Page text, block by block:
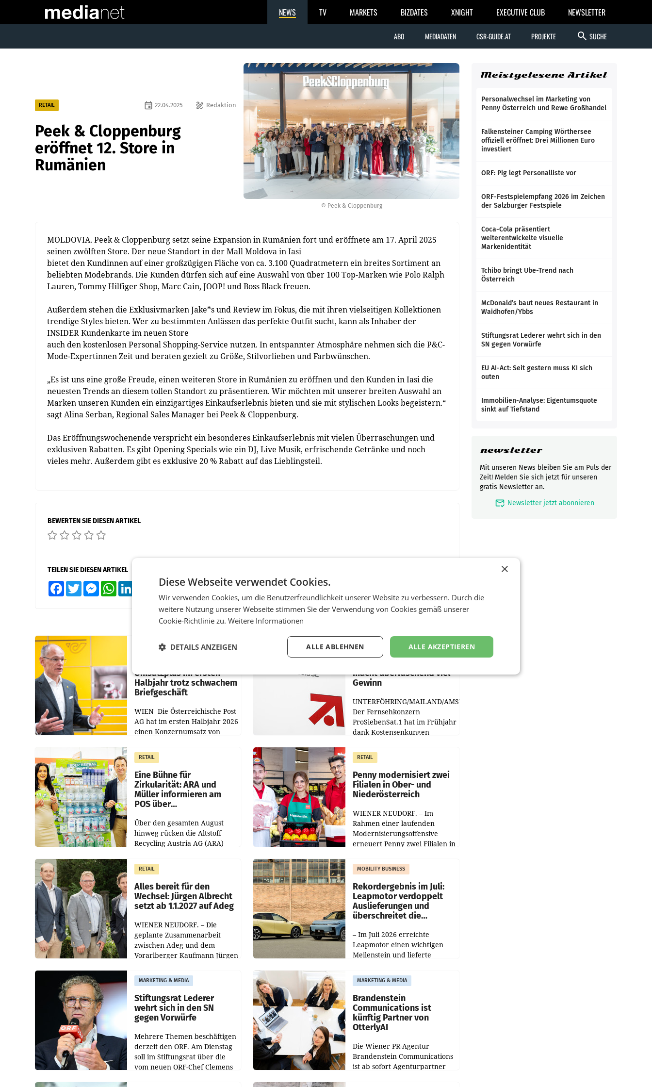
NEWS TV MARKETS BIZDATES XNIGHT EXECUTIVE CLUB NEWSLETTER
ABO MEDIADATEN CSR-GUIDE.AT PROJEKTE search SUCHE
© Peek & Cloppenburg
RETAIL draw Redaktion
event 22.04.2025
Peek & Cloppenburg
eröffnet 12. Store in
Rumänien
MOLDOVIA. Peek & Cloppenburg setzt seine Expansion in Rumänien fort und eröffnete am 17. April 2025
seinen zwölften Store. Der neue Standort in der Mall Moldova in Iasi
bietet den Kundinnen auf einer großzügigen Fläche von ca. 3.100 Quadratmetern ein breites Sortiment an
beliebten Modebrands. Die Kunden dürfen sich auf eine Auswahl von über 100 Top-Marken wie Polo Ralph
Lauren, Tommy Hilfiger Shop, Marc Cain, JOOP! und Boss Black freuen.
Außerdem stehen die Exklusivmarken Jake*s und Review im Fokus, die mit ihren vielseitigen Kollektionen
trendige Styles bieten. Wer zu bestimmten Anlässen das perfekte Outfit sucht, kann als Inhaber der
INSIDER Kundenkarte im neuen Store
auch den kostenlosen Personal Shopping-Service nutzen. In entspannter Atmosphäre nehmen sich die P&C-
Mode-Expertinnen Zeit und beraten gezielt zu Größe, Stilvorlieben und Farbwünschen.
„Es ist uns eine große Freude, einen weiteren Store in Rumänien zu eröffnen und den Kunden in Iasi die
neuesten Trends an diesem tollen Standort zu präsentieren. Wir möchten mit unserer breiten Auswahl an
Marken unseren Kunden ein einzigartiges Einkaufserlebnis bieten und sie mit stylischen Looks begeistern.“
sagt Alina Serban, Regional Sales Manager bei Peek & Cloppenburg.
Das Eröffnungswochenende verspricht ein besonderes Einkaufserlebnis mit vielen Überraschungen und
exklusiven Rabatten. Es gibt Opening Specials wie ein DJ, Live Musik, erfrischende Getränke und noch
vieles mehr. Außerdem gibt es exklusive 20 % Rabatt auf das Lieblingsteil.
BEWERTEN SIE DIESEN ARTIKEL
TEILEN SIE DIESEN ARTIKEL
FacebookTwitter MessengerWhatsApp XING Teilen
PRIMENEWS
Umsatzplus im ersten
Halbjahr trotz schwachem
Briefgeschäft
WIEN Die Österreichische Post
AG hat im ersten Halbjahr 2026
einen Konzernumsatz von
erwirtschaftet, was einem Plus
von 3,8 Prozent gegenüber
dem Vergleichszeitraum
MARKETING & MEDIA
macht überraschend viel
Gewinn
UNTERFÖHRING/MAILAND/AMSTERDAM.
Der Fernsehkonzern
ProSiebenSat.1 hat im Frühjahr
dank Kostensenkungen
gemacht und die
Markterwartung deutlich
übertroffen.
RETAIL
Eine Bühne für
Zirkularität: ARA und
Müller informieren am
POS über
Über den gesamten August
hinweg rücken die Altstoff
Recycling Austria AG (ARA)
Müller die Initiative „Kreislauf-
Helden“ in allen
österreichischen Müller-Filialen
RETAIL
Penny modernisiert zwei
Filialen in Ober- und
Niederösterreich
WIENER NEUDORF. – Im
Rahmen einer laufenden
Modernisierungsoffensive
erneuert Penny zwei Filialen in
Die beiden Standorte liegen in
Haag sowie im rund
RETAIL
Alles bereit für den
Wechsel: Jürgen Albrecht
setzt ab 1.1.2027 auf Adeg
WIENER NEUDORF. – Die
geplante Zusammenarbeit
zwischen Adeg und dem
Vorarlberger Kaufmann Jürgen
freigegeben: Die
Bundeswettbewerbsbehörde
und der Bundeskartellanwalt
MOBILITY BUSINESS
Rekordergebnis im Juli:
Leapmotor verdoppelt
Auslieferungen und
überschreitet die
– Im Juli 2026 erreichte
Leapmotor einen wichtigen
Meilenstein und lieferte
aus, womit sich das Ergebnis
gegenüber Juli 2025 mehr als
verdoppelte (+102
MARKETING & MEDIA
Stiftungsrat Lederer
wehrt sich in den SN
gegen Vorwürfe
Mehrere Themen beschäftigen
derzeit den ORF. Am Dienstag
soll im Stiftungsrat über die
vom neuen ORF-Chef Clemens
MARKETING & MEDIA
Brandenstein
Communications ist
künftig Partner von
OtterlyAI
Die Wiener PR-Agentur
Brandenstein Communications
ist ab sofort Agenturpartner
Meistgelesene Artikel
Personalwechsel im Marketing von
Penny Österreich und Rewe Großhandel
Falkensteiner Camping Wörthersee
offiziell eröffnet: Drei Millionen Euro
investiert
ORF: Pig legt Personalliste vor
ORF-Festspielempfang 2026 im Zeichen
der Salzburger Festspiele
Coca-Cola präsentiert
weiterentwickelte visuelle
Markenidentität
Tchibo bringt Ube-Trend nach
Österreich
McDonald’s baut neues Restaurant in
Waidhofen/Ybbs
Stiftungsrat Lederer wehrt sich in den
SN gegen Vorwürfe
EU AI-Act: Seit gestern muss KI sich
outen
Immobilien-Analyse: Eigentumsquote
sinkt auf Tiefstand
newsletter
Mit unseren News bleiben Sie am Puls der
Zeit! Melden Sie sich jetzt für unseren
gratis Newsletter an.
mark_email_read Newsletter jetzt abonnieren
×
Diese Webseite verwendet Cookies.
Wir verwenden Cookies, um die Benutzerfreundlichkeit unserer Website zu verbessern. Durch die
weitere Nutzung unserer Webseite stimmen Sie der Verwendung von Cookies gemäß unserer
Cookie-Richtlinie zu. Weitere Informationen
ALLE AKZEPTIEREN
ALLE ABLEHNEN
DETAILS ANZEIGEN